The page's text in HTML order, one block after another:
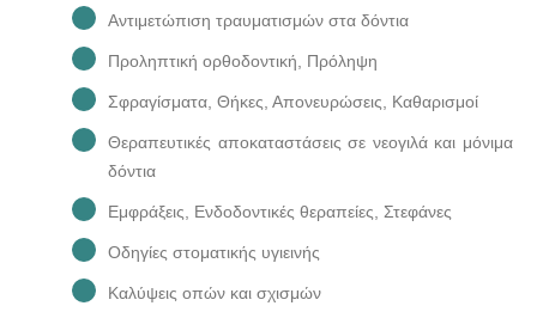
ΠΑΙΔΟΔΟΝΤΙΑΤΡΟΣ | ΓΕΡΑΚΑΣ ΑΤΤΙΚΗ |
ΑΠΟΣΤΟΛΟΠΟΥΛΟΥ ΔΑΦΝΗ - doctors4u.gr
Αντιμετώπιση τραυματισμών στα δόντια
Προληπτική ορθοδοντική, Πρόληψη
Σφραγίσματα, Θήκες, Απονευρώσεις, Καθαρισμοί
Θεραπευτικές αποκαταστάσεις σε νεογιλά και μόνιμα
δόντια
Εμφράξεις, Ενδοδοντικές θεραπείες, Στεφάνες
Οδηγίες στοματικής υγιεινής
Καλύψεις οπών και σχισμών